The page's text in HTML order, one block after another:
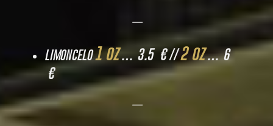
—
LIMONCELO1 oz… 3.5 € //2 oz… 6
€
—